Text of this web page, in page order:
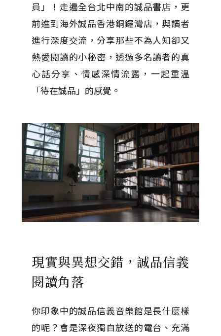
員」！走遍全台北中南的誠品書店，更
前進到海外誠品香港銅鑼灣店，與讀者
進行深度交流，分享那些不為人知卻又
熱愛閱讀的小秘密，透過多名讀者的真
心話分享、情感深情流露，一起重溫
「待在誠品」的感覺。
現實與異想交錯，誠品信義
閱讀角落
你印象中的誠品信義音樂館是長什麼樣
的呢？會是深夜獨自放送的電台、充滿